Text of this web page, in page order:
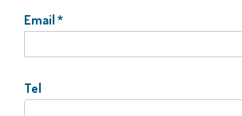
Email *
Tel